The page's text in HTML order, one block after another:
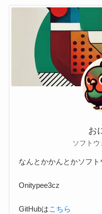
お
ソフト
なんとかかんとかソフ
Onitypee3cz
GitHubはこちら